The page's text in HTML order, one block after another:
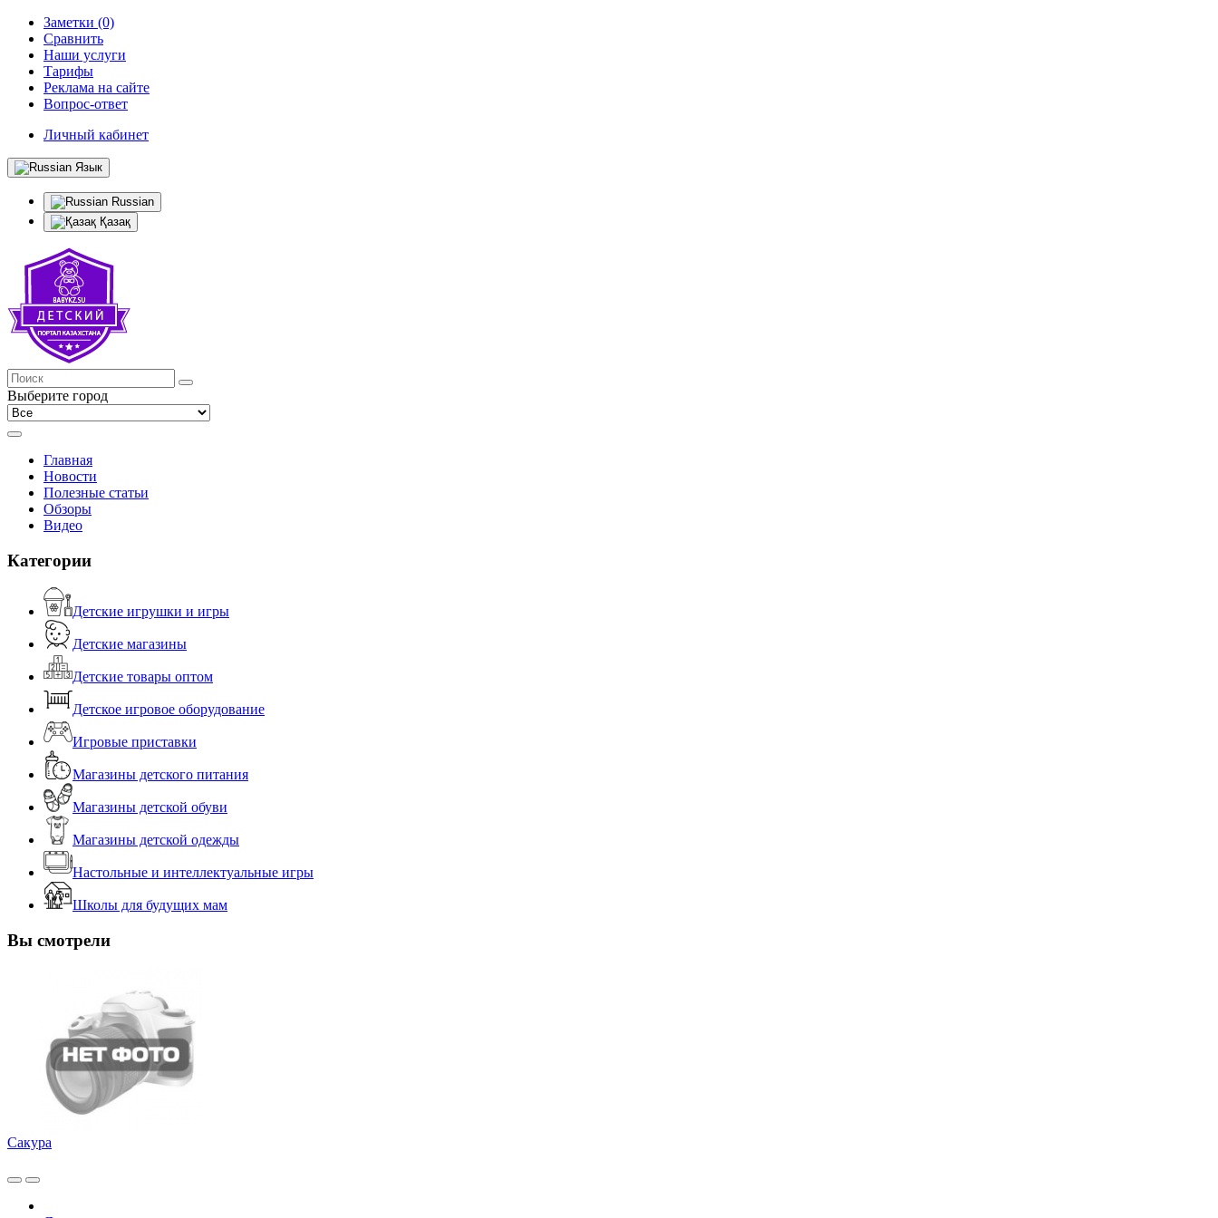
Заметки (0)
Сравнить
Наши услуги
Тарифы
Реклама на сайте
Вопрос-ответ
Личный кабинет
Язык
Russian
Қазақ
Выберите город
Главная
Новости
Полезные статьи
Обзоры
Видео
Категории
Детские игрушки и игры
Детские магазины
Детские товары оптом
Детское игровое оборудование
Игровые приставки
Магазины детского питания
Магазины детской обуви
Магазины детской одежды
Настольные и интеллектуальные игры
Школы для будущих мам
Вы смотрели
Сакура